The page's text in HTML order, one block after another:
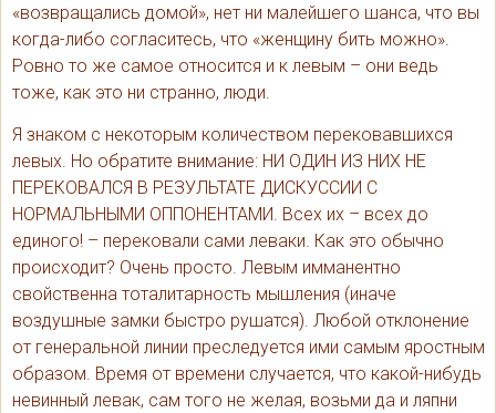
«возвращались домой», нет ни малейшего шанса, что вы
когда-либо согласитесь, что «женщину бить можно».
Ровно то же самое относится и к левым – они ведь
тоже, как это ни странно, люди.
Я знаком с некоторым количеством перековавшихся
левых. Но обратите внимание: НИ ОДИН ИЗ НИХ НЕ
ПЕРЕКОВАЛСЯ В РЕЗУЛЬТАТЕ ДИСКУССИИ С
НОРМАЛЬНЫМИ ОППОНЕНТАМИ. Всех их – всех до
единого! – перековали сами леваки. Как это обычно
происходит? Очень просто. Левым имманентно
свойственна тоталитарность мышления (иначе
воздушные замки быстро рушатся). Любой отклонение
от генеральной линии преследуется ими самым яростным
образом. Время от времени случается, что какой-нибудь
невинный левак, сам того не желая, возьми да и ляпни